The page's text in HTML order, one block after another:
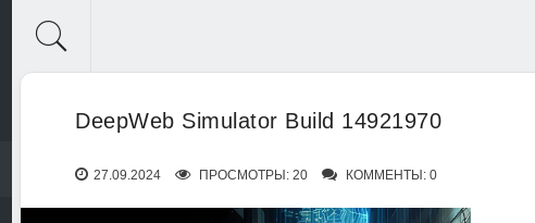
DeepWeb Simulator Build 14921970
27.09.2024 ПРОСМОТРЫ: 20 КОММЕНТЫ: 0